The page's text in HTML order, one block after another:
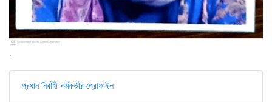
প্রধান নির্বাহী কর্মকর্তার প্রোফাইল